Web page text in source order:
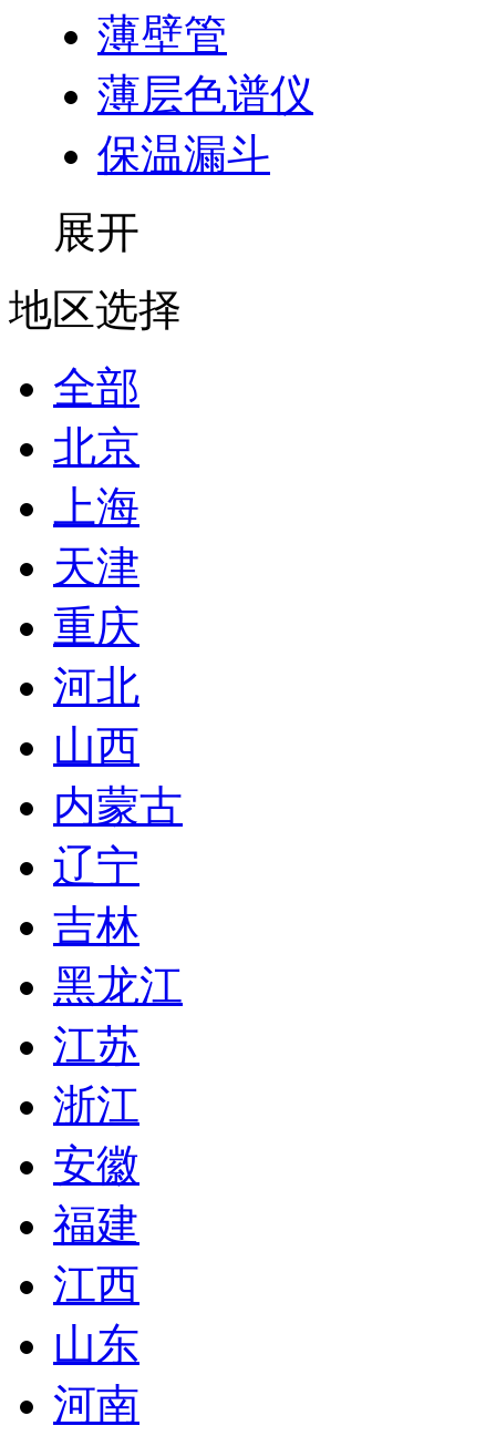
薄壁管
薄层色谱仪
保温漏斗
展开
地区选择
全部
北京
上海
天津
重庆
河北
山西
内蒙古
辽宁
吉林
黑龙江
江苏
浙江
安徽
福建
江西
山东
河南